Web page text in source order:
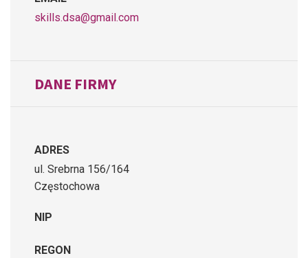
skills.dsa@gmail.com
DANE FIRMY
ADRES
ul. Srebrna 156/164
Częstochowa
NIP
REGON